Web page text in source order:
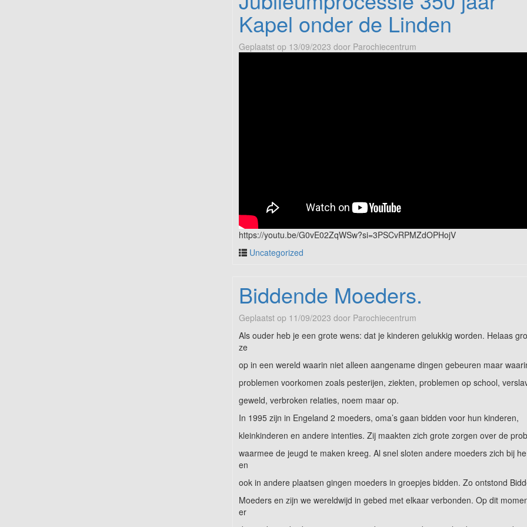
Kapel onder de Linden
Geplaatst op 13/09/2023 door Parochiecentrum
https://youtu.be/G0vE02ZqWSw?si=3PSCvRPMZdOPHojV
Uncategorized
Biddende Moeders.
Geplaatst op 11/09/2023 door Parochiecentrum
Als ouder heb je een grote wens: dat je kinderen gelukkig worden. Helaas
ze
op in een wereld waarin niet alleen aangename dingen gebeuren maar
problemen voorkomen zoals pesterijen, ziekten, problemen op school,
geweld, verbroken relaties, noem maar op.
In 1995 zijn in Engeland 2 moeders, oma’s gaan bidden voor hun kinderen,
kleinkinderen en andere intenties. Zij maakten zich grote zorgen over de
waarmee de jeugd te maken kreeg. Al snel sloten andere moeders zich bij
en
ook in andere plaatsen gingen moeders in groepjes bidden. Zo ontstond
Moeders en zijn we wereldwijd in gebed met elkaar verbonden. Op dit
er